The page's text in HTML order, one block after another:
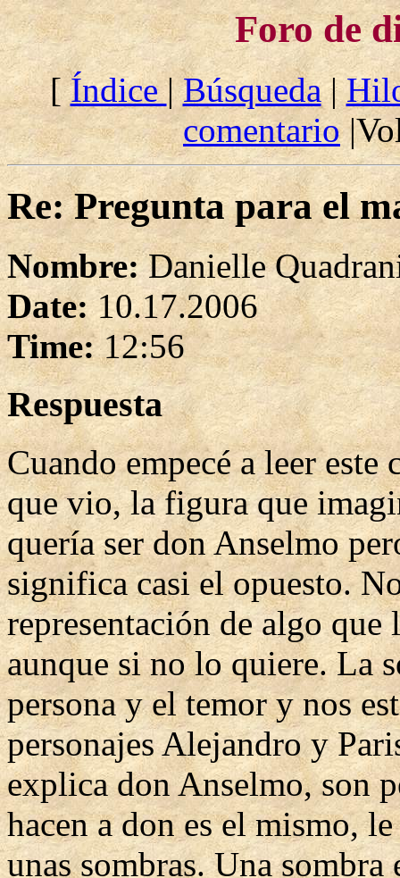
Foro de
[Índice|Búsqueda|
comentario
Re: Pregunta para el
Nombre:Danielle
Date:10.17.2006
Time:12:56
Respuesta
Cuando empecé a leer este
que vio, la figura que
quería ser don Anselmo
significa casi el opuesto.
representación de algo
aunque si no lo quiere. La
persona y el temor y nos
personajes Alejandro y
explica don Anselmo, son
hacen a don es el mismo,
unas sombras. Una